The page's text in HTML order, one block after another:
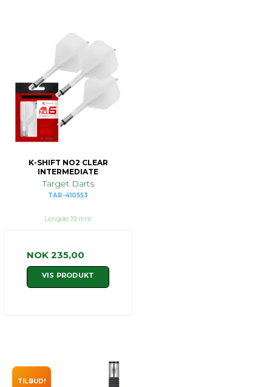
K-SHIFT NO2 CLEAR
INTERMEDIATE
Target Darts
TAR-410553
Lengde 19 mm
NOK 235,00
VIS PRODUKT
TILBUD!